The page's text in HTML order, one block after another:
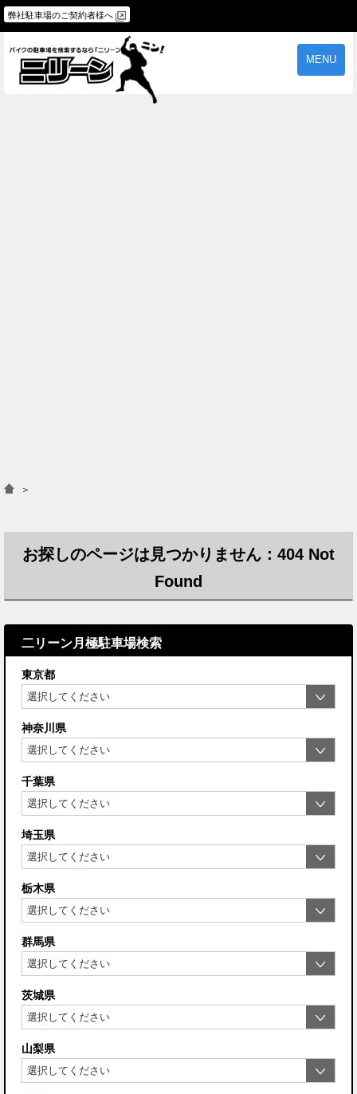
弊社駐車場のご契約者様へ
MENU
＞
お探しのページは見つかりません：404 Not
Found
二リーン月極駐車場検索
東京都
神奈川県
千葉県
埼玉県
栃木県
群馬県
茨城県
山梨県